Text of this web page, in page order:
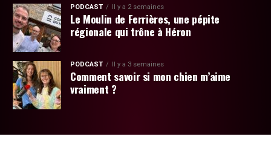
PODCAST Il y a 2 semaines
Le Moulin de Ferrières, une pépite
régionale qui trône à Héron
PODCAST Il y a 3 semaines
Comment savoir si mon chien m’aime
vraiment ?